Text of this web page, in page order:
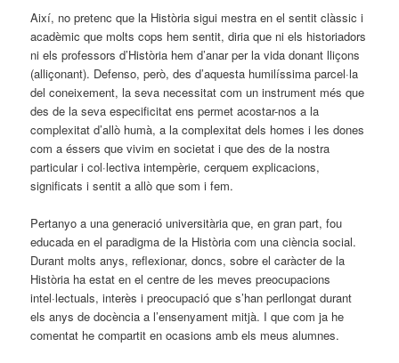
Així, no pretenc que la Història sigui mestra en el sentit clàssic i
acadèmic que molts cops hem sentit, diria que ni els historiadors
ni els professors d’Història hem d’anar per la vida donant lliçons
(alliçonant). Defenso, però, des d’aquesta humilíssima parcel·la
del coneixement, la seva necessitat com un instrument més que
des de la seva especificitat ens permet acostar-nos a la
complexitat d’allò humà, a la complexitat dels homes i les dones
com a éssers que vivim en societat i que des de la nostra
particular i col·lectiva intempèrie, cerquem explicacions,
significats i sentit a allò que som i fem.
Pertanyo a una generació universitària que, en gran part, fou
educada en el paradigma de la Història com una ciència social.
Durant molts anys, reflexionar, doncs, sobre el caràcter de la
Història ha estat en el centre de les meves preocupacions
intel·lectuals, interès i preocupació que s’han perllongat durant
els anys de docència a l’ensenyament mitjà. I que com ja he
comentat he compartit en ocasions amb els meus alumnes.